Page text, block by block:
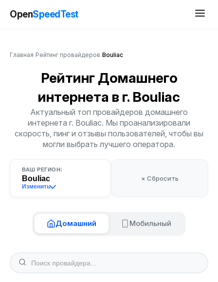
OpenSpeedTest
Главная Рейтинг провайдеров Bouliac
Рейтинг Домашнего
интернета в г. Bouliac
Актуальный топ провайдеров домашнего
интернета г. Bouliac. Мы проанализировали
скорость, пинг и отзывы пользователей, чтобы вы
могли выбрать лучшего оператора.
ВАШ РЕГИОН:
Bouliac
Изменить
× Сбросить
Домашний Мобильный